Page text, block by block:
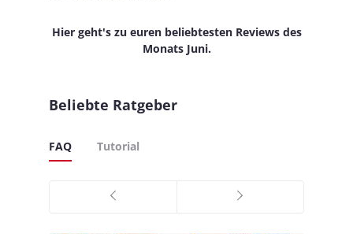
Hier geht's zu euren beliebtesten Reviews des
Monats Juni.
Beliebte Ratgeber
FAQ Tutorial